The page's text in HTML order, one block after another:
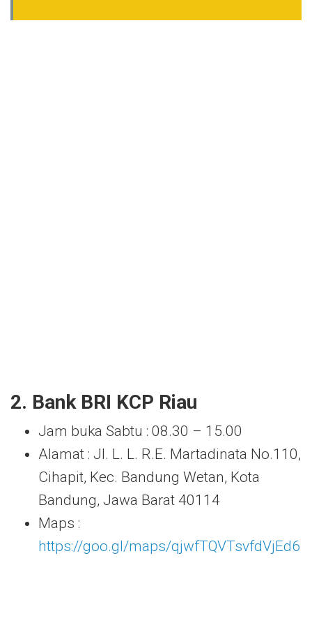
2. Bank BRI KCP Riau
Jam buka Sabtu : 08.30 – 15.00
Alamat : Jl. L. L. R.E. Martadinata No.110,
Cihapit, Kec. Bandung Wetan, Kota
Bandung, Jawa Barat 40114
Maps :
https://goo.gl/maps/qjwfTQVTsvfdVjEd6